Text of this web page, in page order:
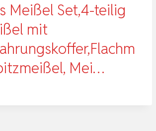
Meißel Set,4-teilig
mit
Mei…